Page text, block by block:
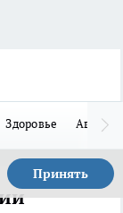
Здоровье Авто
Принять